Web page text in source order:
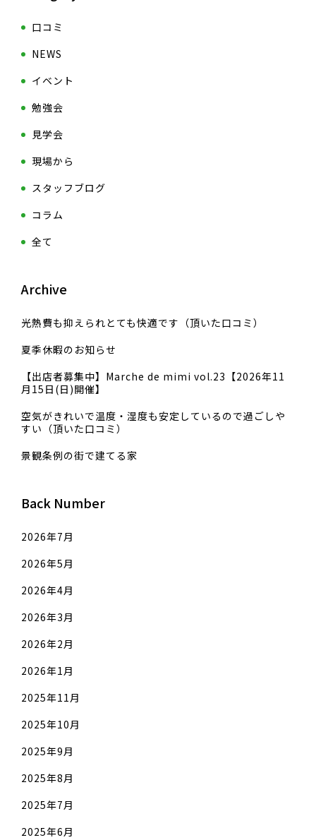
口コミ
NEWS
イベント
勉強会
見学会
現場から
スタッフブログ
コラム
全て
Archive
光熱費も抑えられとても快適です（頂いた口コミ）
夏季休暇のお知らせ
【出店者募集中】Marche de mimi vol.23【2026年11
月15日(日)開催】
空気がきれいで温度・湿度も安定しているので過ごしや
すい（頂いた口コミ）
景観条例の街で建てる家
Back Number
2026年7月
2026年5月
2026年4月
2026年3月
2026年2月
2026年1月
2025年11月
2025年10月
2025年9月
2025年8月
2025年7月
2025年6月